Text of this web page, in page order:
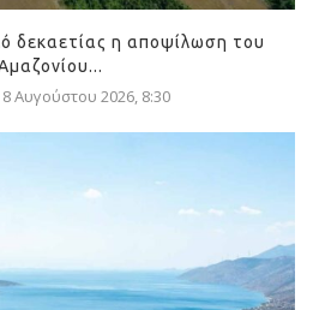
δεκαετίας η αποψίλωση του
Αυγούστου 2026, 8:30